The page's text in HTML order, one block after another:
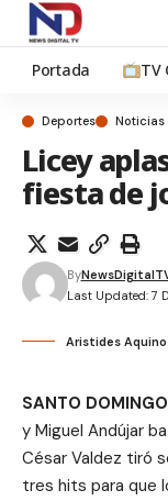
Portada TV
Deportes Noticias
Licey
fiesta de
Last Updated: 7
By
Aristides Aquino
SANTO
y Miguel Andújar
César Valdez tiró
tres hits para que